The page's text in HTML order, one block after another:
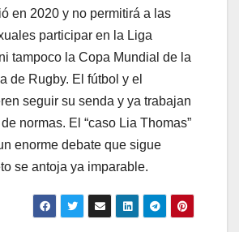
en 2020 y no permitirá a las
participar en la Liga
tampoco la Copa Mundial de la
de Rugby. El fútbol y el
seguir su senda y ya trabajan
normas. El “caso Lia Thomas”
enorme debate que sigue
se antoja ya imparable.